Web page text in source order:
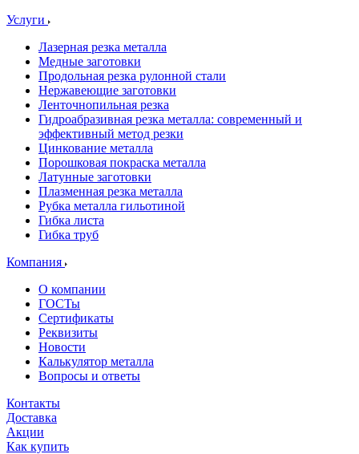
Услуги
Лазерная резка металла
Медные заготовки
Продольная резка рулонной стали
Нержавеющие заготовки
Ленточнопильная резка
Гидроабразивная резка металла: современный и
эффективный метод резки
Цинкование металла
Порошковая покраска металла
Латунные заготовки
Плазменная резка металла
Рубка металла гильотиной
Гибка листа
Гибка труб
Компания
О компании
ГОСТы
Сертификаты
Реквизиты
Новости
Калькулятор металла
Вопросы и ответы
Контакты
Доставка
Акции
Как купить